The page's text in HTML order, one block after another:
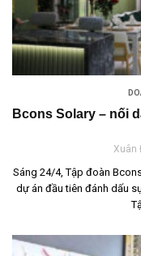
Bcons Solary – nối
Xuân
Sáng 24/4, Tập đoàn
dự án đầu tiên đánh dấu